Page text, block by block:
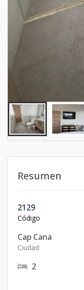
Resumen
2129
Código
Cap Cana
Ciudad
2